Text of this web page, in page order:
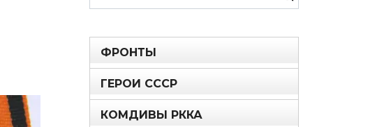
for:
ФРОНТЫ
ГЕРОИ СССР
КОМДИВЫ РККА